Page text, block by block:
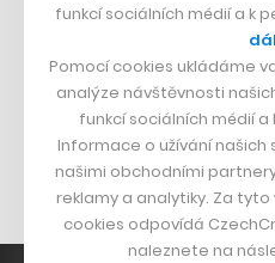
Bomma není tichá
Originální hodinky
Nábytek z betonu
funkcí sociálních médií a k
Pomocí cookies ukládáme
analýze návštěvnosti
funkcí sociálních médií
Informace o užívání
našimi obchodními
reklamy a analytiky. Za
cookies odpovídá
naleznete na